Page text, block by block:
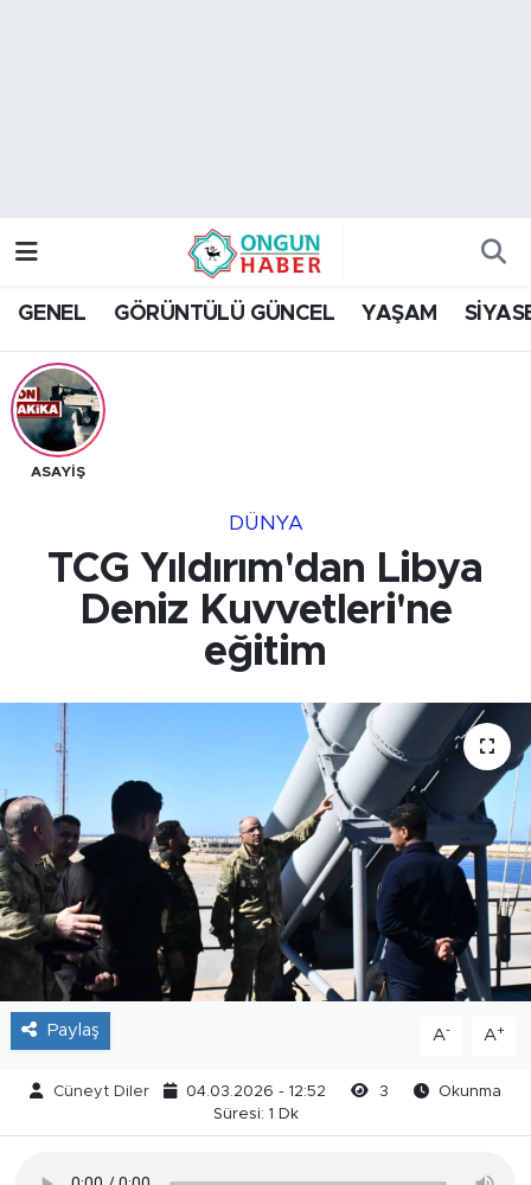
GENEL GÖRÜNTÜLÜ GÜNCEL YAŞAM
ASAYİŞ
DÜNYA
TCG Yıldırım'dan Libya
Deniz Kuvvetleri'ne
eğitim
Paylaş A- A+
Cüneyt Diler 04.03.2026 - 12:52 3
Okunma
Süresi: 1 Dk
Trafik Durumu
Tüm Manşetler
Son Dakika Haberleri